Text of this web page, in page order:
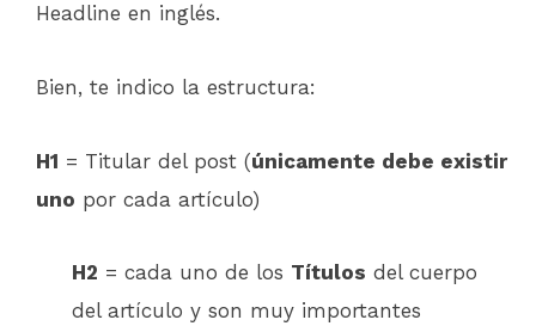
Headline en inglés.
Bien, te indico la estructura:
H1 = Titular del post (únicamente debe existir
uno por cada artículo)
H2 = cada uno de los Títulos del cuerpo
del artículo y son muy importantes